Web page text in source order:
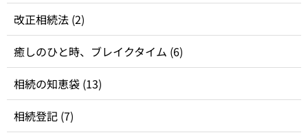
改正相続法 (2)
癒しのひと時、ブレイクタイム (6)
相続の知恵袋 (13)
相続登記 (7)